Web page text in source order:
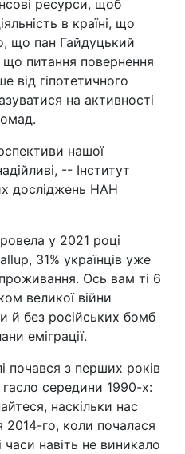
ресурси, щоб
в країні, що
що пан Гайдуцький
питання повернення
від гіпотетичного
на активності
нашої
-- Інститут
досліджень НАН
у 2021 році
31% українців уже
Ось вам ті 6
великої війни
й без російських бомб
еміграції.
почався з перших років
середини 1990-х:
наскільки нас
го, коли почалася
часи навіть не виникало